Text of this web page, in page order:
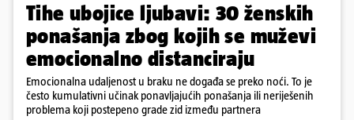
Tihe ubojice ljubavi: 30 ženskih
ponašanja zbog kojih se muževi
emocionalno distanciraju
Emocionalna udaljenost u braku ne događa se preko noći. To je
često kumulativni učinak ponavljajućih ponašanja ili neriješenih
problema koji postepeno grade zid između partnera